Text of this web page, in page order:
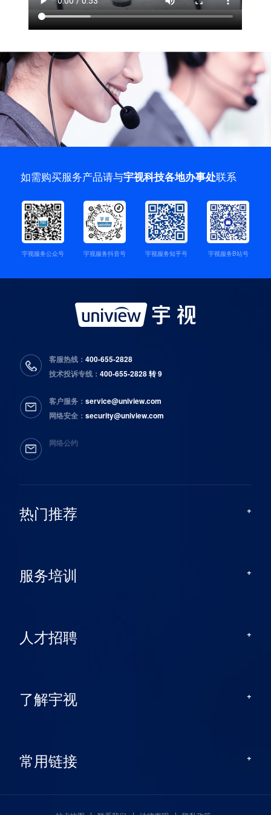
如需购买服务产品请与宇视科技各地办事处联系
宇视服务公众号 宇视服务抖音号 宇视服务知乎号 宇视服务B站号
热门推荐
服务培训
人才招聘
了解宇视
常用链接
客服热线：400-655-2828
技术投诉专线：400-655-2828 转 9
客户服务：service@uniview.com
网络安全：security@uniview.com
网络公约